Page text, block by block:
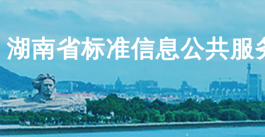
湖南省标准信息公共服